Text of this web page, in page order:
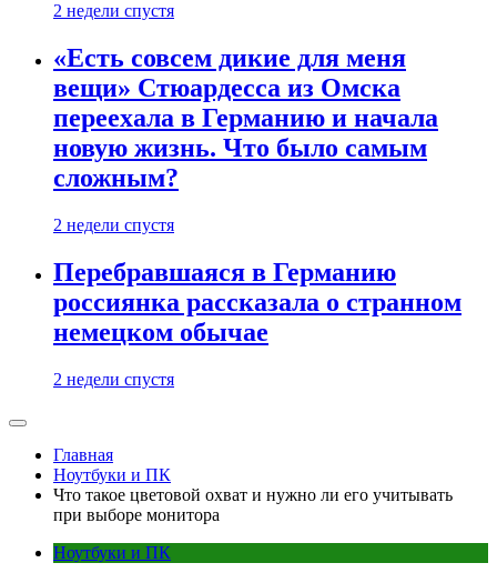
2 недели спустя
«Есть совсем дикие для меня
вещи» Стюардесса из Омска
переехала в Германию и начала
новую жизнь. Что было самым
сложным?
2 недели спустя
Перебравшаяся в Германию
россиянка рассказала о странном
немецком обычае
2 недели спустя
Главная
Ноутбуки и ПК
Что такое цветовой охват и нужно ли его учитывать
при выборе монитора
Ноутбуки и ПК